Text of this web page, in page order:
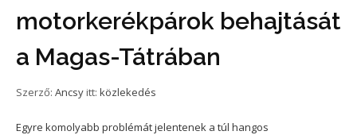
motorkerékpárok behajtását
a Magas-Tátrában
Szerző: Ancsy itt: közlekedés
Egyre komolyabb problémát jelentenek a túl hangos